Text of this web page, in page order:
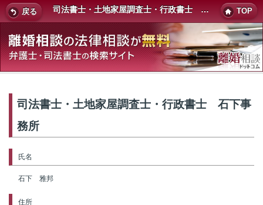
戻る 司法書士・土地家屋調査士・行政書士 石下事務所 TOP
司法書士・土地家屋調査士・行政書士 石下事
務所
氏名
石下 雅邦
住所